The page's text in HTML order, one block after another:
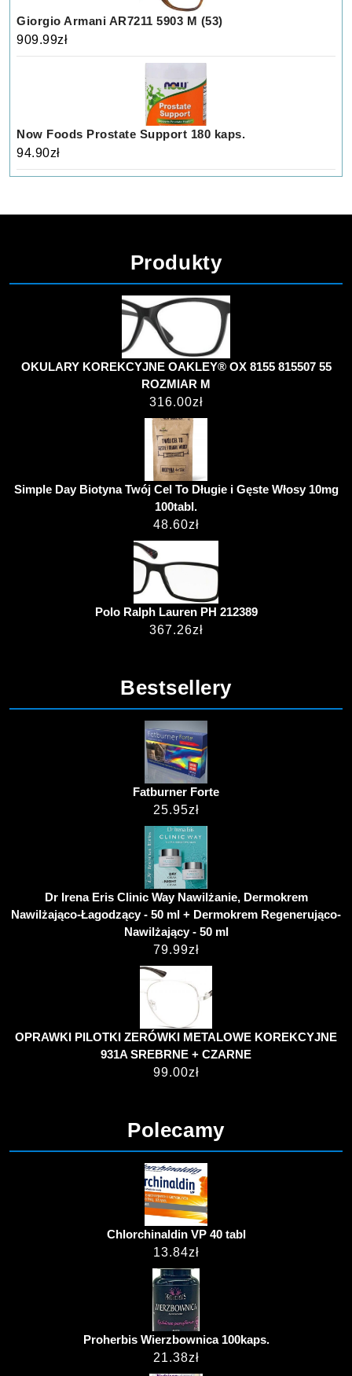
Giorgio Armani AR7211 5903 M (53)
909.99zł
Now Foods Prostate Support 180 kaps.
94.90zł
Produkty
OKULARY KOREKCYJNE OAKLEY® OX 8155 815507 55
ROZMIAR M
316.00zł
Simple Day Biotyna Twój Cel To Długie i Gęste Włosy 10mg
100tabl.
48.60zł
Polo Ralph Lauren PH 212389
367.26zł
Bestsellery
Fatburner Forte
25.95zł
Dr Irena Eris Clinic Way Nawilżanie, Dermokrem
Nawilżająco-Łagodzący - 50 ml + Dermokrem Regenerująco-
Nawilżający - 50 ml
79.99zł
OPRAWKI PILOTKI ZERÓWKI METALOWE KOREKCYJNE
931A SREBRNE + CZARNE
99.00zł
Polecamy
Chlorchinaldin VP 40 tabl
13.84zł
Proherbis Wierzbownica 100kaps.
21.38zł